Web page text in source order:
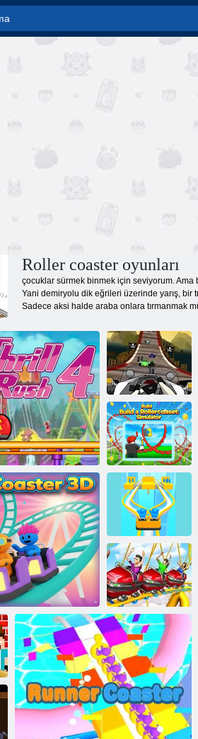
Roller coaster oyunları
çocuklar sürmek binmek için seviyorum.
Yani demiryolu dik eğrileri üzerinde yarış,
Sadece aksi halde araba onlara tırmanmak
Rush 4
Coaster Racer 2
Bir Rollercoaster
İnşa Et:
Simülatör
Hız Treni 3D
Koşucu coaster
yarışı
Lunapark hız
treni